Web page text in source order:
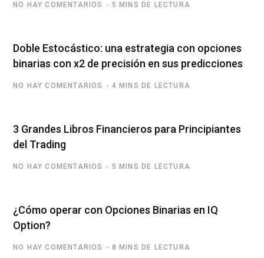
NO HAY COMENTARIOS 5 MINS DE LECTURA
Doble Estocástico: una estrategia con opciones
binarias con x2 de precisión en sus predicciones
NO HAY COMENTARIOS 4 MINS DE LECTURA
3 Grandes Libros Financieros para Principiantes
del Trading
NO HAY COMENTARIOS 5 MINS DE LECTURA
¿Cómo operar con Opciones Binarias en IQ
Option?
NO HAY COMENTARIOS 8 MINS DE LECTURA